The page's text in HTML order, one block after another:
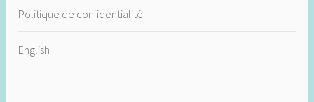
Politique de confidentialité
English